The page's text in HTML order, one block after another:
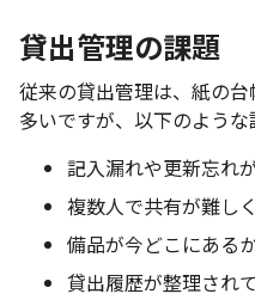
貸出管理の課題
従来の貸出管理は、紙の
多いですが、以下のような
記入漏れや更新忘れ
複数人で共有が難し
備品が今どこにある
貸出履歴が整理され